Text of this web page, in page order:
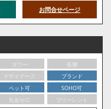
お問合せページ
タワー
低層
デザイナーズ
ブランド
ペット可
SOHO可
礼金ゼロ
フリーレント